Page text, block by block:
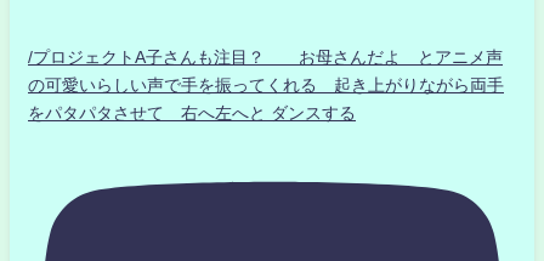
/プロジェクトA子さんも注目？ お母さんだよ とアニメ声
の可愛いらしい声で手を振ってくれる 起き上がりながら両手
をパタパタさせて 右へ左へと ダンスする